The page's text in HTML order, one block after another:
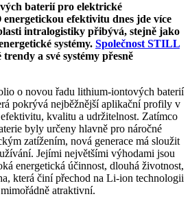
baterií pro elektrické
energetickou efektivitu dnes jde více
intralogistiky přibývá, stejně jako
systémy. Společnost STILL
trendy a své systémy přesně
o novou řadu lithium-iontových baterií
pokrývá nejběžnější aplikační profily v
kvalitu a udržitelnost. Zatímco
byly určeny hlavně pro náročné
zatížením, nová generace má sloužit
Jejími největšími výhodami jsou
energetická účinnost, dlouhá životnost,
která činí přechod na Li-ion technologii
atraktivní.